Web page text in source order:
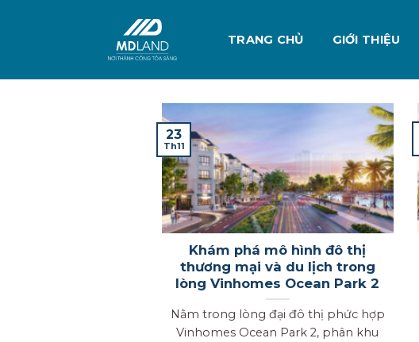
TRANG CHỦ GIỚI THIỆU
Khám phá mô hình đô thị
thương mại và du lịch trong
lòng Vinhomes Ocean Park 2
Nằm trong lòng đại đô thị phức hợp
Vinhomes Ocean Park 2, phân khu
23
Th11